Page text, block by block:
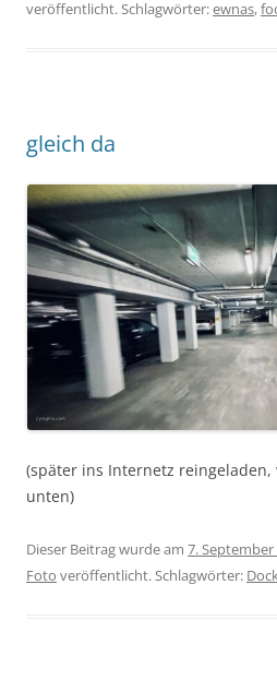
veröffentlicht. Schlagwörter:ewnas,
gleich da
(später ins Internetz reingeladen,
unten)
Dieser Beitrag wurde am 7. September
Foto veröffentlicht. Schlagwörter: